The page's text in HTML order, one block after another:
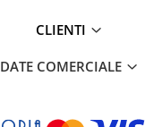
CLIENTI
DATE COMERCIALE